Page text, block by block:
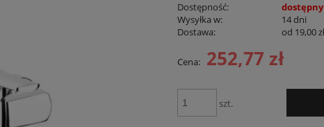
Dostępność:
Wysyłka w:
14 dni
Dostawa:
od 19,00
Cena nie zawiera
Cena: 252,77 zł
szt.